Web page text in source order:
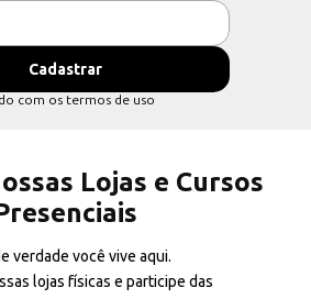
com os termos de uso
Lojas e Cursos
verdade você vive aqui.
lojas físicas e participe das